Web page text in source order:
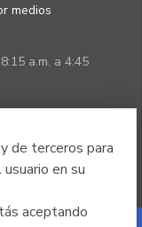
de terceros para
en su
aceptando
medios
a.m. a 4:45